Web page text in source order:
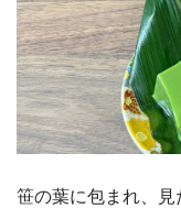
笹の葉に包まれ、見